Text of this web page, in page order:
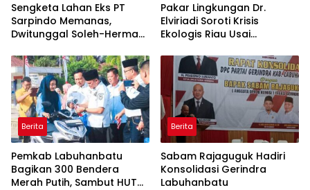
Sengketa Lahan Eks PT
Sarpindo Memanas,
Dwitunggal Soleh-Herman
ke Pulau Rupat
Pakar Lingkungan Dr.
Elviriadi Soroti Krisis
Ekologis Riau Usai
Monyet, Harimau, dan
Beruang Terhadap Warga
Berita
Pemkab Labuhanbatu
Bagikan 300 Bendera
Merah Putih, Sambut HUT
Berita
Sabam Rajaguguk Hadiri
Konsolidasi Gerindra
Labuhanbatu